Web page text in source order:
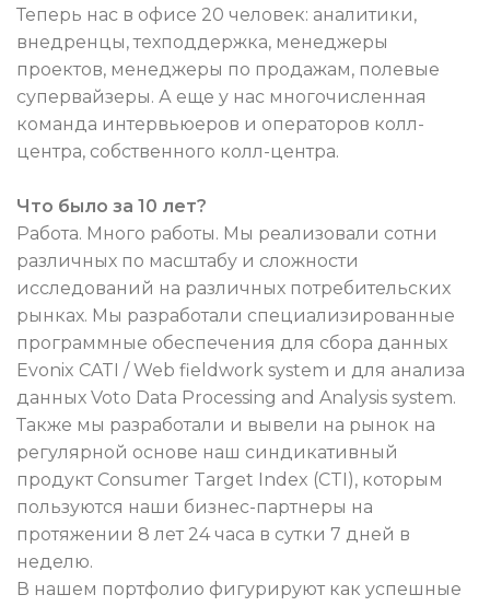
Теперь нас в офисе 20 человек: аналитики,
внедренцы, техподдержка, менеджеры
проектов, менеджеры по продажам, полевые
супервайзеры. А еще у нас многочисленная
команда интервьюеров и операторов колл-
центра, собственного колл-центра.
Что было за 10 лет?
Работа. Много работы. Мы реализовали сотни
различных по масштабу и сложности
исследований на различных потребительских
рынках. Мы разработали специализированные
программные обеспечения для сбора данных
Evonix CATI / Web fieldwork system и для анализа
данных Voto Data Processing and Analysis system.
Также мы разработали и вывели на рынок на
регулярной основе наш синдикативный
продукт Consumer Target Index (CTI), которым
пользуются наши бизнес-партнеры на
протяжении 8 лет 24 часа в сутки 7 дней в
неделю.
В нашем портфолио фигурируют как успешные